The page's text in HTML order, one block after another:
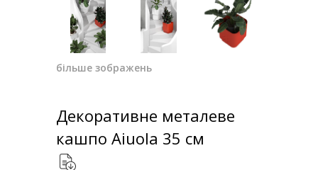
більше зображень
Декоративне металеве
кашпо Aiuola 35 см